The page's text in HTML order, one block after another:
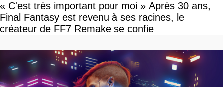
« C'est très important pour moi » Après 30 ans,
Final Fantasy est revenu à ses racines, le
créateur de FF7 Remake se confie